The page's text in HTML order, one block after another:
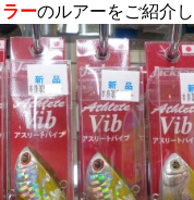
ーのルアーをご紹介し